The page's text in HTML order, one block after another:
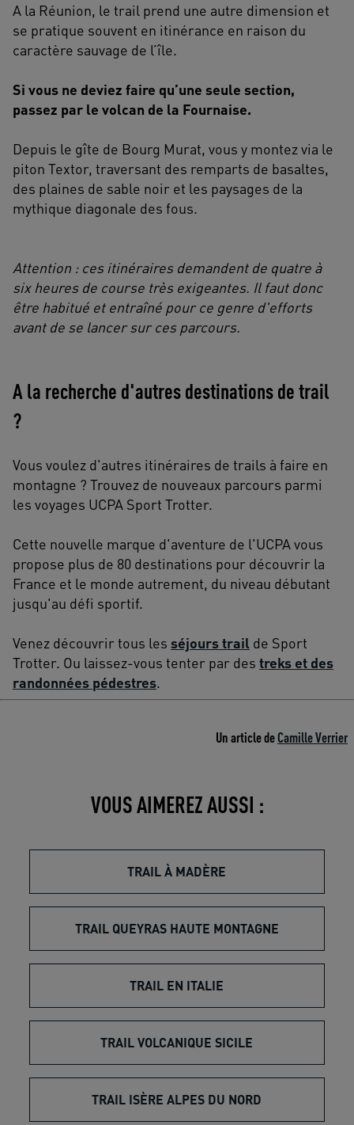
A la Réunion, le trail prend une autre dimension et
se pratique souvent en itinérance en raison du
caractère sauvage de l’île.
Si vous ne deviez faire qu’une seule section,
passez par le volcan de la Fournaise.
Depuis le gîte de Bourg Murat, vous y montez via le
piton Textor, traversant des remparts de basaltes,
des plaines de sable noir et les paysages de la
mythique diagonale des fous.
Attention : ces itinéraires demandent de quatre à
six heures de course très exigeantes. Il faut donc
être habitué et entraîné pour ce genre d'efforts
avant de se lancer sur ces parcours.
A la recherche d'autres destinations de trail
?
Vous voulez d'autres itinéraires de trails à faire en
montagne ? Trouvez de nouveaux parcours parmi
les voyages UCPA Sport Trotter.
Cette nouvelle marque d'aventure de l'UCPA vous
propose plus de 80 destinations pour découvrir la
France et le monde autrement, du niveau débutant
jusqu'au défi sportif.
Venez découvrir tous les séjours trail de Sport
Trotter. Ou laissez-vous tenter par des treks et des
randonnées pédestres.
Un article deCamille Verrier
VOUS AIMEREZ AUSSI :
TRAIL À MADÈRE
TRAIL QUEYRAS HAUTE MONTAGNE
TRAIL EN ITALIE
TRAIL VOLCANIQUE SICILE
TRAIL ISÈRE ALPES DU NORD